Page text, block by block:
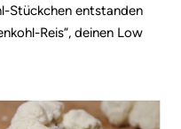
Stückchen entstanden
Reis”, deinen Low